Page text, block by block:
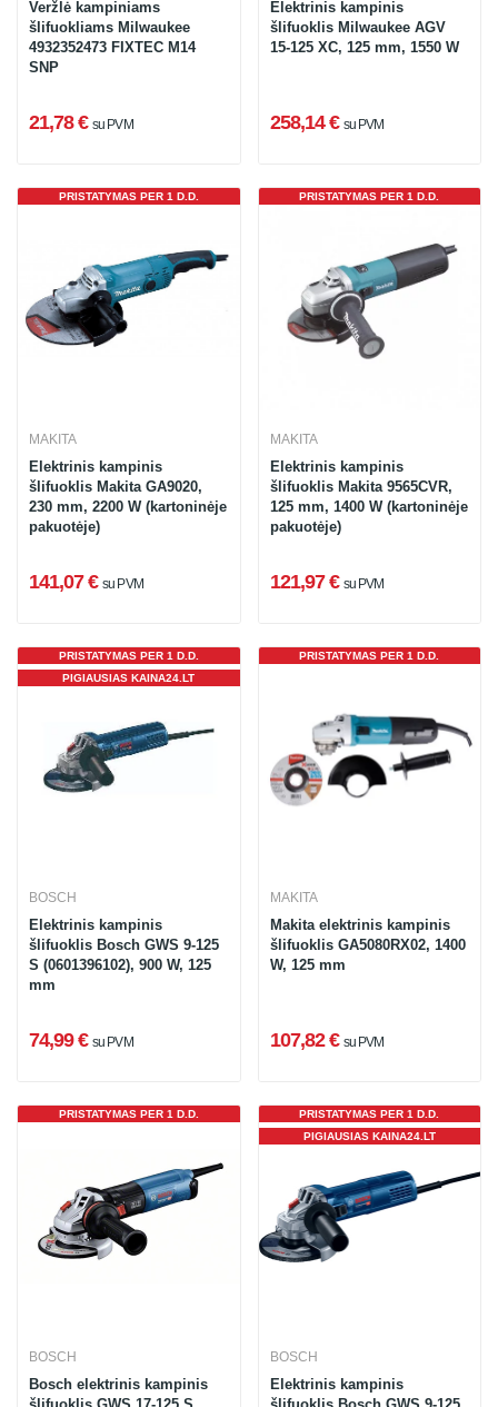
Veržlė kampiniams
šlifuokliams Milwaukee
4932352473 FIXTEC M14
SNP
21,78 € su PVM
Elektrinis kampinis
šlifuoklis Milwaukee AGV
15-125 XC, 125 mm, 1550 W
258,14 € su PVM
PRISTATYMAS PER 1 D.D.
MAKITA
Elektrinis kampinis
šlifuoklis Makita GA9020,
230 mm, 2200 W (kartoninėje
pakuotėje)
141,07 € su PVM
PRISTATYMAS PER 1 D.D.
MAKITA
Elektrinis kampinis
šlifuoklis Makita 9565CVR,
125 mm, 1400 W (kartoninėje
pakuotėje)
121,97 € su PVM
PIGIAUSIAS KAINA24.LT
PRISTATYMAS PER 1 D.D.
BOSCH
Elektrinis kampinis
šlifuoklis Bosch GWS 9-125
S (0601396102), 900 W, 125
mm
74,99 € su PVM
PRISTATYMAS PER 1 D.D.
MAKITA
Makita elektrinis kampinis
šlifuoklis GA5080RX02, 1400
W, 125 mm
107,82 € su PVM
PRISTATYMAS PER 1 D.D.
BOSCH
Bosch elektrinis kampinis
PIGIAUSIAS KAINA24.LT
PRISTATYMAS PER 1 D.D.
BOSCH
Elektrinis kampinis